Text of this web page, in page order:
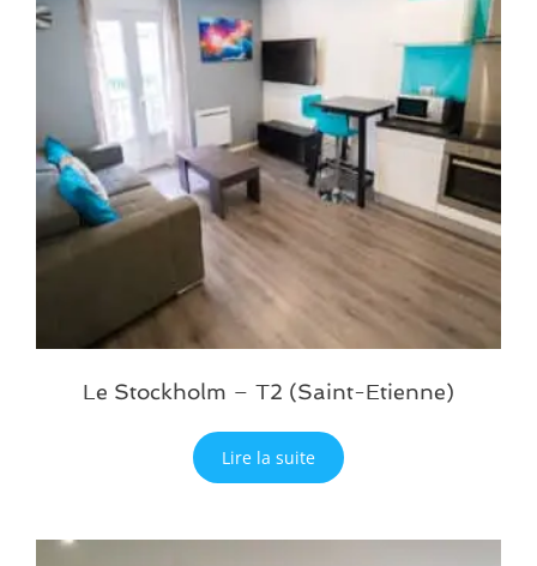
Le Stockholm – T2 (Saint-Etienne)
Lire la suite